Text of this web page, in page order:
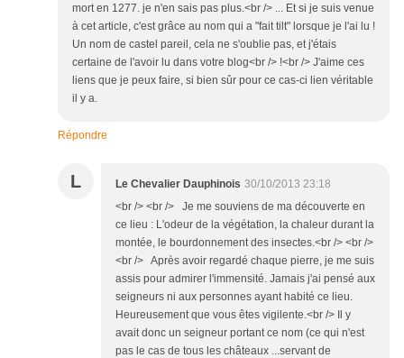
mort en 1277. je n'en sais pas plus.<br /> ... Et si je suis venue
à cet article, c'est grâce au nom qui a "fait tilt" lorsque je l'ai lu !
Un nom de castel pareil, cela ne s'oublie pas, et j'étais
certaine de l'avoir lu dans votre blog<br /> !<br /> J'aime ces
liens que je peux faire, si bien sûr pour ce cas-ci lien véritable
il y a.
Répondre
L Le Chevalier Dauphinois 30/10/2013 23:18
<br /> <br /> Je me souviens de ma découverte en
ce lieu : L'odeur de la végétation, la chaleur durant la
montée, le bourdonnement des insectes.<br /> <br />
<br /> Après avoir regardé chaque pierre, je me suis
assis pour admirer l'immensité. Jamais j'ai pensé aux
seigneurs ni aux personnes ayant habité ce lieu.
Heureusement que vous êtes vigilente.<br /> Il y
avait donc un seigneur portant ce nom (ce qui n'est
pas le cas de tous les châteaux ...servant de